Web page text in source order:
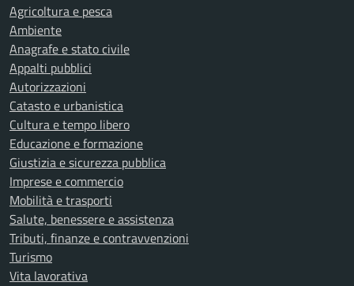
Agricoltura e pesca
Ambiente
Anagrafe e stato civile
Appalti pubblici
Autorizzazioni
Catasto e urbanistica
Cultura e tempo libero
Educazione e formazione
Giustizia e sicurezza pubblica
Imprese e commercio
Mobilità e trasporti
Salute, benessere e assistenza
Tributi, finanze e contravvenzioni
Turismo
Vita lavorativa